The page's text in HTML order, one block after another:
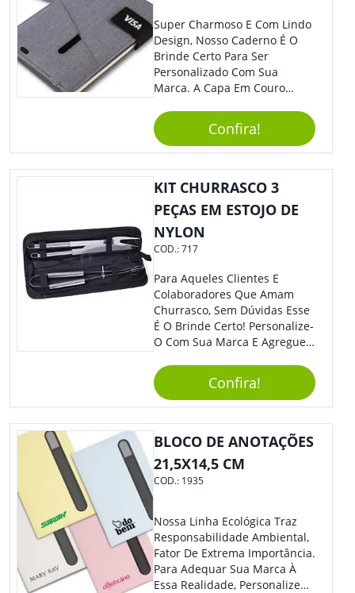
Super Charmoso E Com Lindo
Design, Nosso Caderno É O
Brinde Certo Para Ser
Personalizado Com Sua
Marca. A Capa Em Couro
Elástico Permite Maior
Segurança Ao Carregá-Lo.
Ofereça A Seus Clientes E
Colaboradores, Sem Dúvidas
Eles Irão Adorar.
Confira!
KIT CHURRASCO 3
PEÇAS EM ESTOJO DE
NYLON
COD.:717
Para Aqueles Clientes E
Colaboradores Que Amam
Churrasco, Sem Dúvidas Esse
É O Brinde Certo! Personalize-
O Com Sua Marca E Agregue
É Composto Por 3 Peças Para
O Auxílio No Preparo De
Carnes, Em Um Lindo Estojo. É
A Garantia De Sucesso Para
Sua Empresa Em Feiras E
Confira!
BLOCO DE ANOTAÇÕES
21,5X14,5 CM
COD.: 1935
Nossa Linha Ecológica Traz
Responsabilidade Ambiental,
Fator De Extrema Importância.
Para Adequar Sua Marca À
Essa Realidade, Personalize